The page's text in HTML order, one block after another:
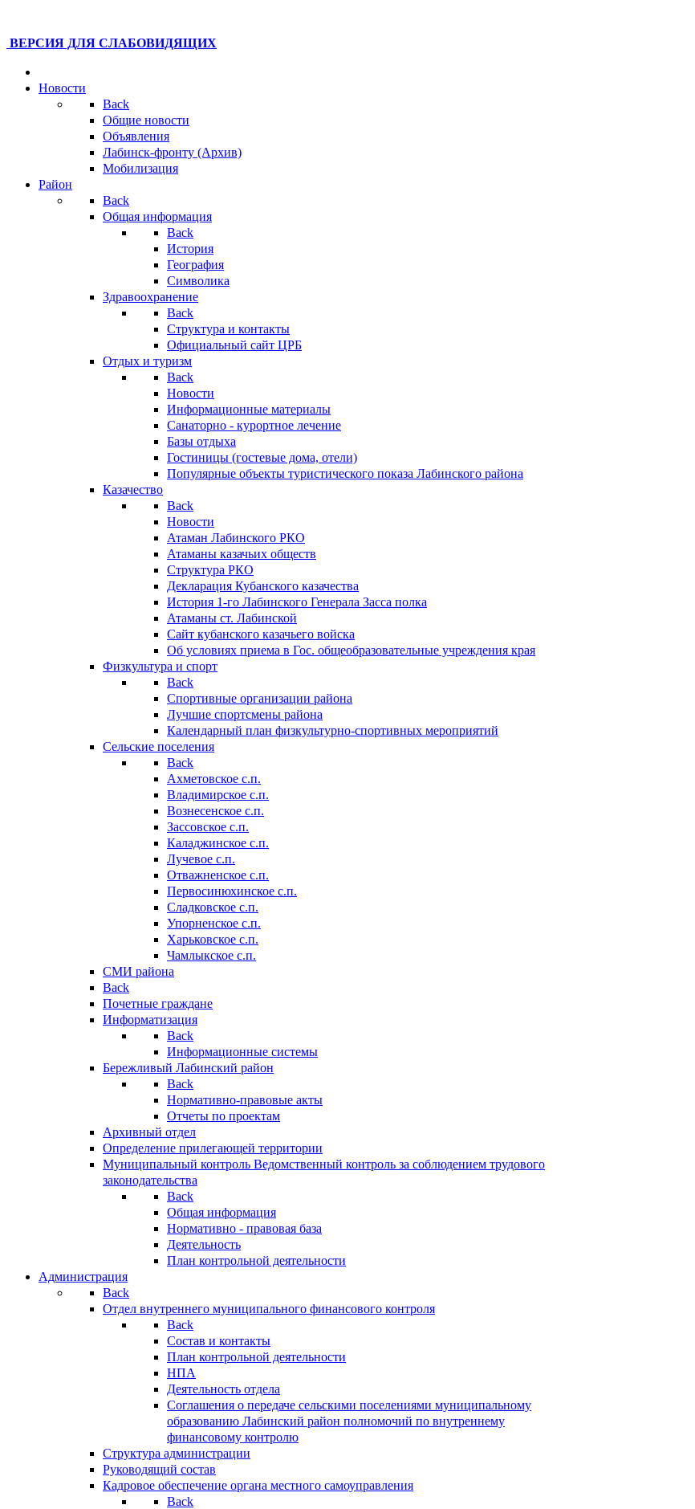
ВЕРСИЯ ДЛЯ СЛАБОВИДЯЩИХ
Новости
Back
Общие новости
Объявления
Лабинск-фронту (Архив)
Мобилизация
Район
Back
Общая информация
Back
История
География
Символика
Здравоохранение
Back
Структура и контакты
Официальный сайт ЦРБ
Отдых и туризм
Back
Новости
Информационные материалы
Санаторно - курортное лечение
Базы отдыха
Гостиницы (гостевые дома, отели)
Популярные объекты туристического показа Лабинского района
Казачество
Back
Новости
Атаман Лабинского РКО
Атаманы казачьих обществ
Структура РКО
Декларация Кубанского казачества
История 1-го Лабинского Генерала Засса полка
Атаманы ст. Лабинской
Cайт кубанского казачьего войска
Об условиях приема в Гос. общеобразовательные учреждения края
Физкультура и спорт
Back
Спортивные организации района
Лучшие спортсмены района
Календарный план физкультурно-спортивных мероприятий
Сельские поселения
Back
Ахметовское с.п.
Владимирское с.п.
Вознесенское с.п.
Зассовское с.п.
Каладжинское с.п.
Лучевое с.п.
Отважненское с.п.
Первосинюхинское с.п.
Сладковское с.п.
Упорненское с.п.
Харьковское с.п.
Чамлыкское с.п.
СМИ района
Back
Почетные граждане
Информатизация
Back
Информационные системы
Бережливый Лабинский район
Back
Нормативно-правовые акты
Отчеты по проектам
Архивный отдел
Определение прилегающей территории
Муниципальный контроль Ведомственный контроль за соблюдением трудового
законодательства
Back
Общая информация
Нормативно - правовая база
Деятельность
План контрольной деятельности
Администрация
Back
Отдел внутреннего муниципального финансового контроля
Back
Состав и контакты
План контрольной деятельности
НПА
Деятельность отдела
Соглашения о передаче сельскими поселениями муниципальному
образованию Лабинский район полномочий по внутреннему
финансовому контролю
Структура администрации
Руководящий состав
Кадровое обеспечение органа местного самоуправления
Back